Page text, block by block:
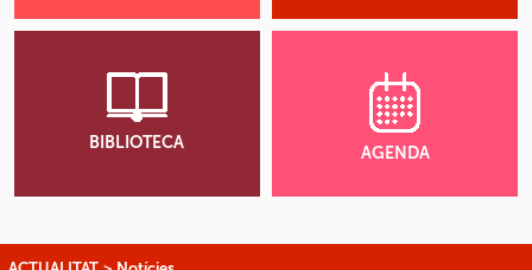
BIBLIOTECA
AGENDA